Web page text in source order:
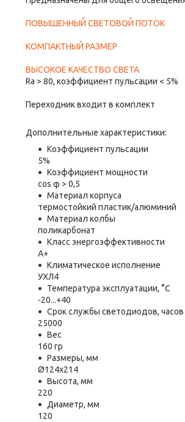
ПОВЫШЕННЫЙ СВЕТОВОЙ ПОТОК
КОМПАКТНЫЙ РАЗМЕР
ВЫСОКОЕ КАЧЕСТВО СВЕТА
Ra > 80, коэффициент пульсации < 5%
Переходник входит в комплект
Дополнительные характеристики:
Коэффициент пульсации
5%
Коэффициент мощности
cos φ > 0,5
Материал корпуса
термостойкий пластик/алюминий
Материал колбы
поликарбонат
Класс энергоэффективности
A+
Климатическое исполнение
УХЛ4
Температура эксплуатации, °С
-20...+40
Срок службы светодиодов, часов
25000
Вес
160 гр
Размеры, мм
Ø124х214
Высота, мм
220
Диаметр, мм
120